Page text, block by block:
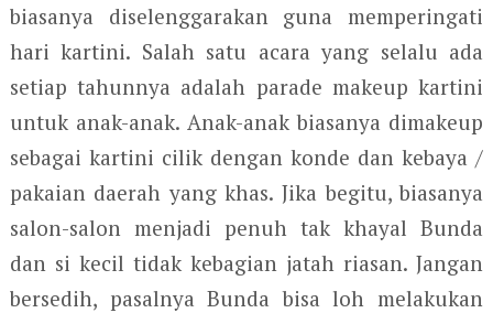
biasanya diselenggarakan guna memperingati
hari kartini. Salah satu acara yang selalu ada
setiap tahunnya adalah parade makeup kartini
untuk anak-anak. Anak-anak biasanya dimakeup
sebagai kartini cilik dengan konde dan kebaya /
pakaian daerah yang khas. Jika begitu, biasanya
salon-salon menjadi penuh tak khayal Bunda
dan si kecil tidak kebagian jatah riasan. Jangan
bersedih, pasalnya Bunda bisa loh melakukan